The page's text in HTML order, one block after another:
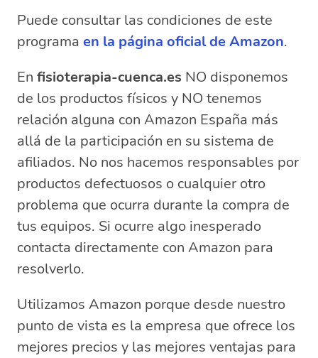
Puede consultar las condiciones de este
programa en la página oficial de Amazon.
En fisioterapia-cuenca.es NO disponemos
de los productos físicos y NO tenemos
relación alguna con Amazon España más
allá de la participación en su sistema de
afiliados. No nos hacemos responsables por
productos defectuosos o cualquier otro
problema que ocurra durante la compra de
tus equipos. Si ocurre algo inesperado
contacta directamente con Amazon para
resolverlo.
Utilizamos Amazon porque desde nuestro
punto de vista es la empresa que ofrece los
mejores precios y las mejores ventajas para